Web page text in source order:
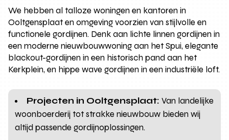
We hebben al talloze woningen en kantoren in
Ooltgensplaat en omgeving voorzien van stijlvolle en
functionele gordijnen. Denk aan lichte linnen gordijnen in
een moderne nieuwbouwwoning aan het Spui, elegante
blackout-gordijnen in een historisch pand aan het
Kerkplein, en hippe wave gordijnen in een industriële loft.
Projecten in Ooltgensplaat: Van landelijke
woonboerderij tot strakke nieuwbouw bieden wij
altijd passende gordijnoplossingen.